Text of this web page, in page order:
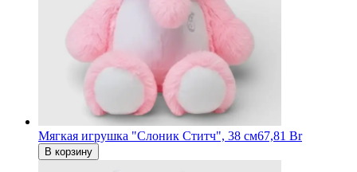
Мягкая игрушка "Слоник Ститч", 38 см67,81 Br
В корзину